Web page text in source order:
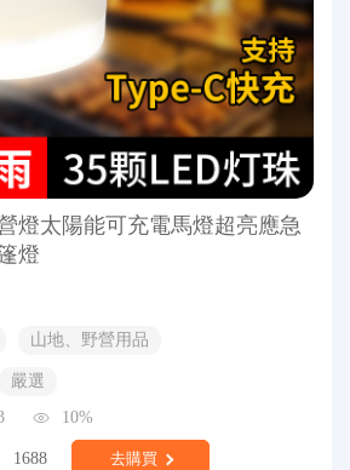
燈太陽能可充電馬燈超亮應急
燈
山地、野營用品
嚴選
10%
1688 去購買